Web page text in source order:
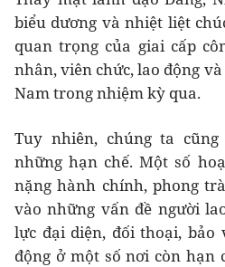
biểu dương và nhiệt liệt
quan trọng của giai cấp
nhân, viên chức, lao động
Nam trong nhiệm kỳ qua.
Tuy nhiên, chúng ta
những hạn chế. Một số
nặng hành chính, phong
vào những vấn đề người
lực đại diện, đối thoại, bảo
động ở một số nơi còn hạn